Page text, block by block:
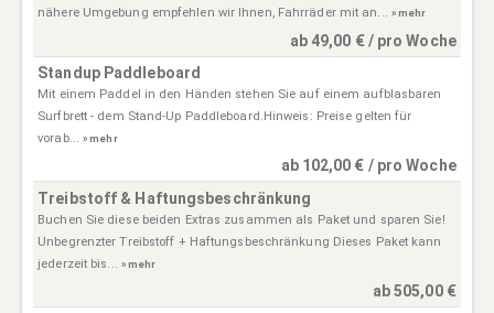
nähere Umgebung empfehlen wir Ihnen, Fahrräder mit an... » mehr
ab 49,00 € / pro Woche
Standup Paddleboard
Mit einem Paddel in den Händen stehen Sie auf einem aufblasbaren
Surfbrett - dem Stand-Up Paddleboard.Hinweis: Preise gelten für
vorab...» mehr
ab 102,00 € / pro Woche
Treibstoff & Haftungsbeschränkung
Buchen Sie diese beiden Extras zusammen als Paket und sparen Sie!
Unbegrenzter Treibstoff + Haftungsbeschränkung Dieses Paket kann
jederzeit bis...
» mehr
ab 505,00 €